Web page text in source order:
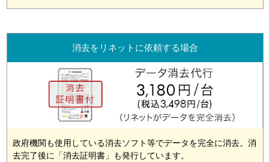
消去をリネットに依頼する場合
政府機関も使用している消去ソフト等でデータを完全に消去。消
去完了後に「消去証明書」も発行しています。